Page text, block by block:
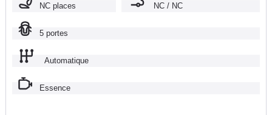
NC places NC / NC
5 portes
Automatique
Essence